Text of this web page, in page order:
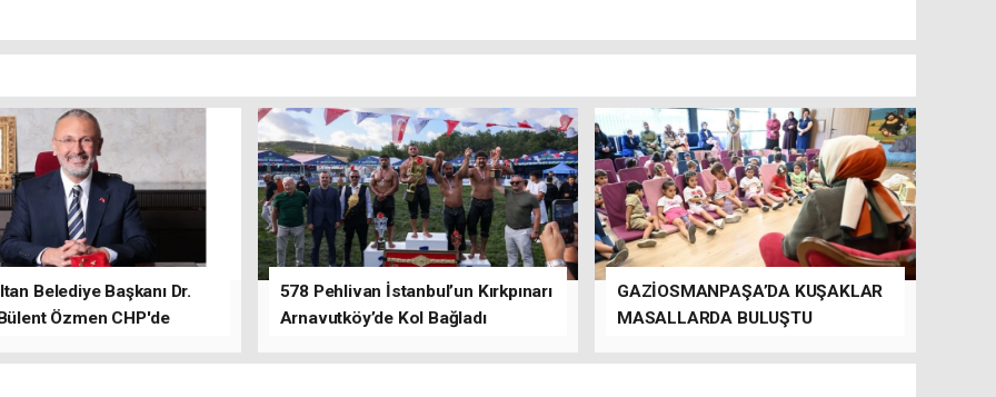
Belediye Başkanı Dr.
Özmen CHP'de
578 Pehlivan İstanbul’un Kırkpınarı
Arnavutköy’de Kol Bağladı
GAZİOSMANPAŞA’DA KUŞAKLAR
MASALLARDA BULUŞTU